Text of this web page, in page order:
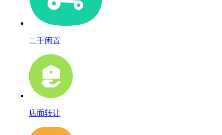
二手闲置
店面转让